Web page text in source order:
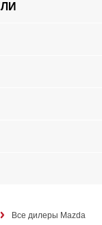
Все дилеры Mazda